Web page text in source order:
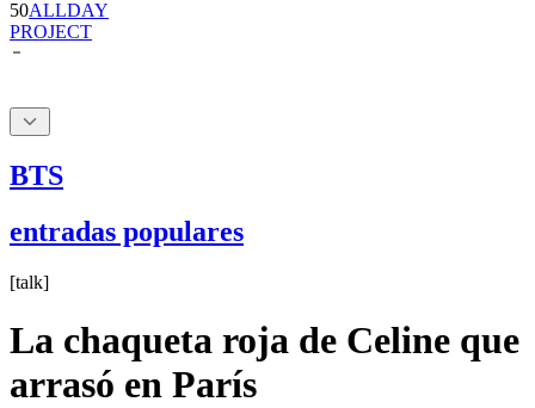
BTS
entradas populares
[talk]
La chaqueta roja de Celine que
arrasó en París